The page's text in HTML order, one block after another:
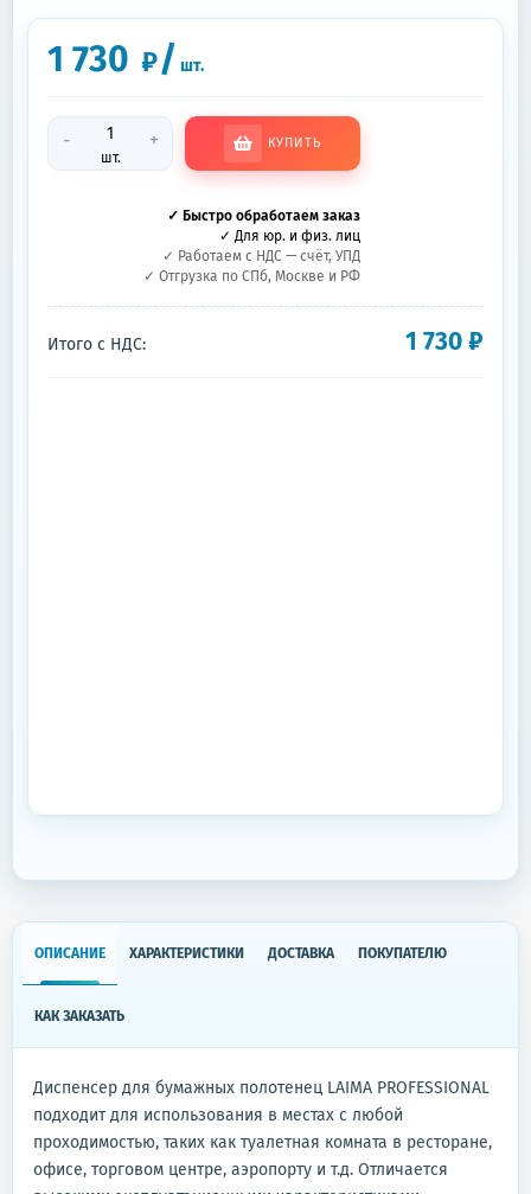
1 730 ₽/ шт.
-
шт.
+ КУПИТЬ
✓ Быстро обработаем заказ
✓ Для юр. и физ. лиц
✓ Работаем с НДС — счёт, УПД
✓ Отгрузка по СПб, Москве и РФ
Итого с НДС: 1 730₽
ОПИСАНИЕ ХАРАКТЕРИСТИКИ ДОСТАВКА ПОКУПАТЕЛЮ
КАК ЗАКАЗАТЬ
Диспенсер для бумажных полотенец LAIMA PROFESSIONAL
подходит для использования в местах с любой
проходимостью, таких как туалетная комната в ресторане,
офисе, торговом центре, аэропорту и т.д. Отличается